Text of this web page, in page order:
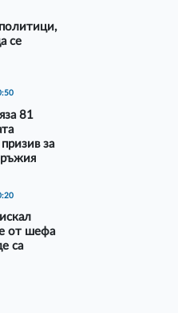
се
81
за
от шефа
са